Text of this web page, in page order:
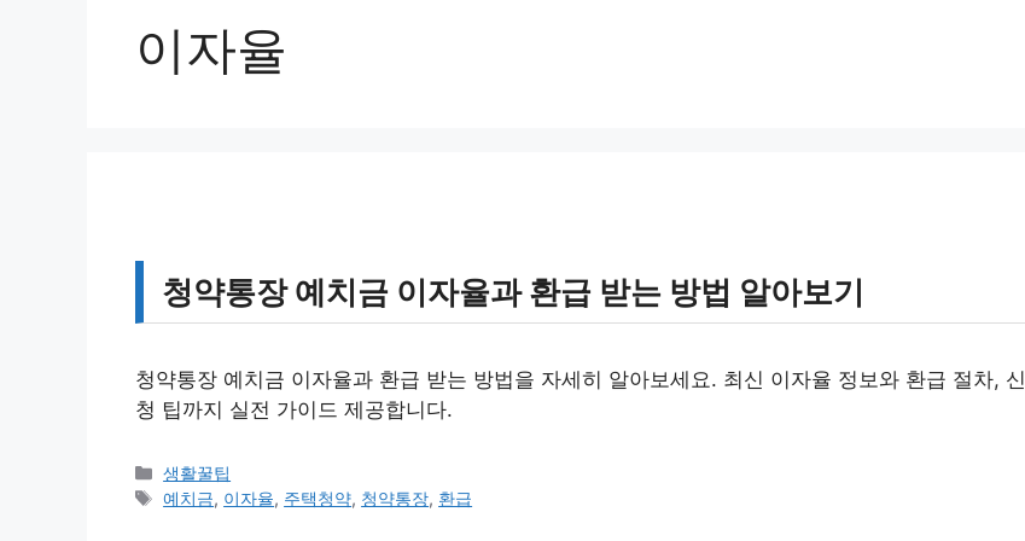
이자율
청약통장 예치금 이자율과 환급 받는 방법 알아보기
청약통장 예치금 이자율과 환급 받는 방법을 자세히 알아보세요. 최신 이자율 정보와 환급 절차, 신
청 팁까지 실전 가이드 제공합니다.
카
테
생활꿀팁
태
예치금, 이자율, 주택청약, 청약통장, 환급